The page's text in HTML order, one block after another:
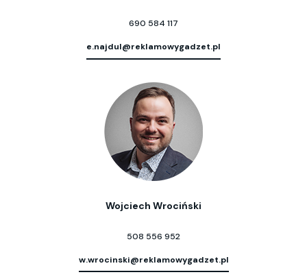
690 584 117
e.najdul@reklamowygadzet.pl
Wojciech Wrociński
508 556 952
w.wrocinski@reklamowygadzet.pl